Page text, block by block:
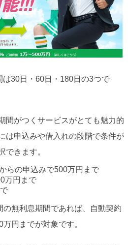
30日・60日・180日の3つで
間がつくサービスがとても魅力的
は申込みや借入れの段階で条件が
できます。
らの申込みで500万円まで
万円まで
無利息期間であれば、自動契約
円までが対象です。